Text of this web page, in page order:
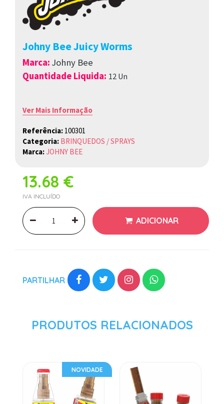
Johny Bee Juicy Worms
Marca: Johny Bee
Quantidade Liquida: 12 Un
Ver Mais Informação
Referência: 100301
Categoria: BRINQUEDOS / SPRAYS
Marca:JOHNY BEE
13.68 €
IVA INCLUÍDO
ADICIONAR
PARTILHAR
PRODUTOS RELACIONADOS
NOVIDADE